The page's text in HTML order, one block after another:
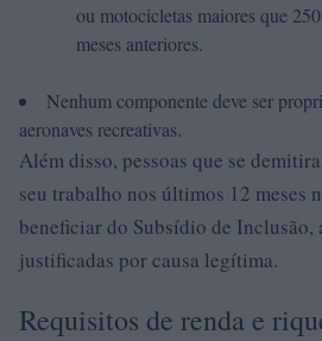
ou motocicletas maiores que
meses anteriores.
Nenhum componente deve ser
aeronaves recreativas.
Além disso, pessoas que se
seu trabalho nos últimos 12 meses
beneficiar do Subsídio de Inclusão,
justificadas por causa legítima.
Requisitos de renda e